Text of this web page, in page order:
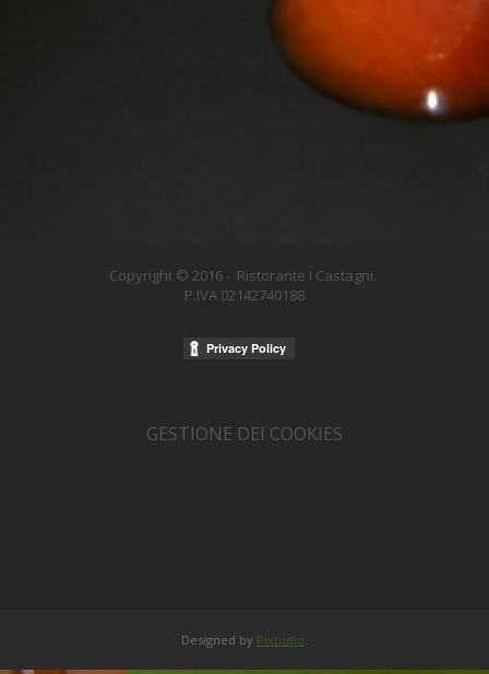
Copyright © 2016 - Ristorante I Castagni.
P.IVA 02142740188
GESTIONE DEI COOKIES
Designed by Pixtudio